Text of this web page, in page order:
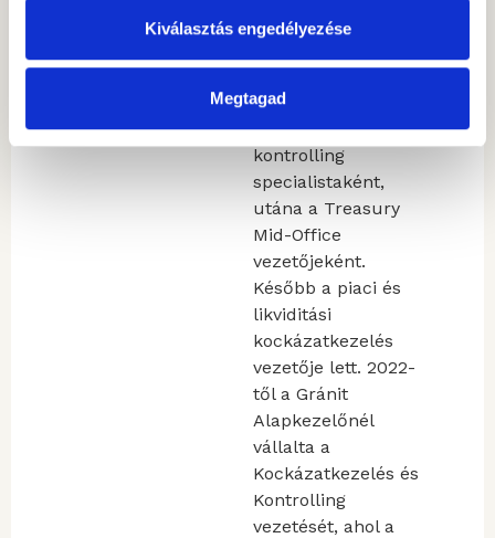
Kiválasztás engedélyezése
Megtagad
Pályafutását tőzsdei
kezdte, majd
magyar bankoknál
dolgozott először
kontrolling
specialistaként,
utána a Treasury
Mid-Office
vezetőjeként.
Később a piaci és
likviditási
kockázatkezelés
vezetője lett. 2022-
től a Gránit
Alapkezelőnél
vállalta a
Kockázatkezelés és
Kontrolling
vezetését, ahol a